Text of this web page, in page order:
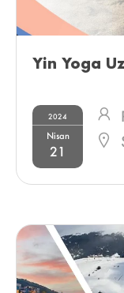
Yin Yoga
2024
Nisan
21